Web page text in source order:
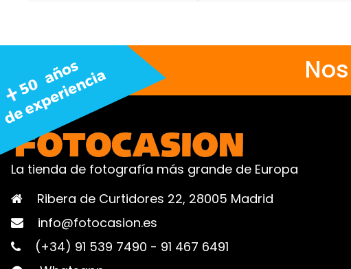
La tienda de fotografía más grande de Europa
Ribera de Curtidores 22, 28005 Madrid
info@fotocasion.es
(+34) 91 539 7490 - 91 467 6491